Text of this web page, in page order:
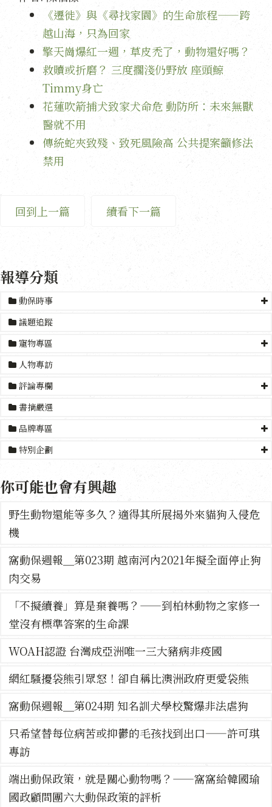
《遷徙》與《尋找家園》的生命旅程——跨
越山海，只為回家
擎天崗爆紅一週，草皮禿了，動物還好嗎？
救贖或折磨？ 三度擱淺仍野放 座頭鯨
Timmy身亡
花蓮吹箭捕犬致家犬命危 動防所：未來無獸
醫就不用
傳統蛇夾致殘、致死風險高 公共提案籲修法
禁用
回到上一篇 續看下一篇
報導分類
動保時事
議題追蹤
寵物專區
人物專訪
評論專欄
書摘嚴選
品牌專區
特別企劃
你可能也會有興趣
野生動物還能等多久？適得其所展揭外來貓狗入侵危
機
窩動保週報＿第023期 越南河內2021年擬全面停止狗
肉交易
「不擬續養」算是棄養嗎？——到柏林動物之家修一
堂沒有標準答案的生命課
WOAH認證 台灣成亞洲唯一三大豬病非疫國
網紅騷擾袋熊引眾怒！卻自稱比澳洲政府更愛袋熊
窩動保週報＿第024期 知名訓犬學校驚爆非法虐狗
只希望替每位病苦或抑鬱的毛孩找到出口——許可琪
專訪
端出動保政策，就是關心動物嗎？——窩窩給韓國瑜
國政顧問團六大動保政策的評析